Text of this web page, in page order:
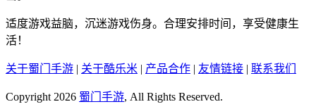
适度游戏益脑，沉迷游戏伤身。合理安排时间，享受健康生
活！
关于蜀门手游 | 关于酷乐米 | 产品合作 | 友情链接 | 联系我们
Copyright 2026 蜀门手游, All Rights Reserved.